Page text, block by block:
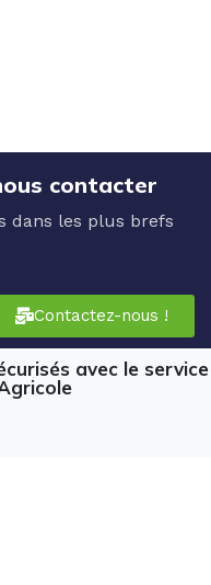
contacter
dans les plus brefs
Contactez-nous !
avec le service